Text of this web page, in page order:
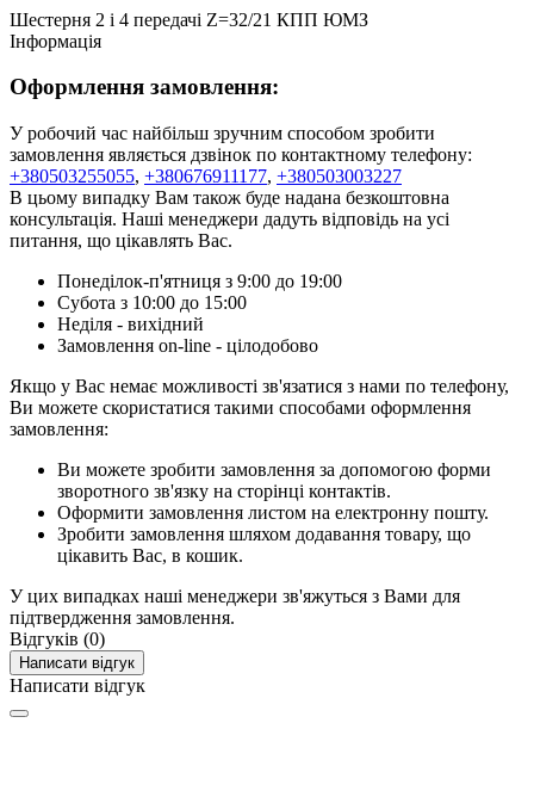
Шестерня 2 і 4 передачі Z=32/21 КПП ЮМЗ
Інформація
Оформлення замовлення:
У робочий час найбільш зручним способом зробити
замовлення являється дзвінок по контактному телефону:
+380503255055, +380676911177, +380503003227
В цьому випадку Вам також буде надана безкоштовна
консультація. Наші менеджери дадуть відповідь на усі
питання, що цікавлять Вас.
Понеділок-п'ятниця з 9:00 до 19:00
Субота з 10:00 до 15:00
Неділя - вихідний
Замовлення on-line - цілодобово
Якщо у Вас немає можливості зв'язатися з нами по телефону,
Ви можете скористатися такими способами оформлення
замовлення:
Ви можете зробити замовлення за допомогою форми
зворотного зв'язку на сторінці контактів.
Оформити замовлення листом на електронну пошту.
Зробити замовлення шляхом додавання товару, що
цікавить Вас, в кошик.
У цих випадках наші менеджери зв'яжуться з Вами для
підтвердження замовлення.
Відгуків (0)
Написати відгук
Написати відгук